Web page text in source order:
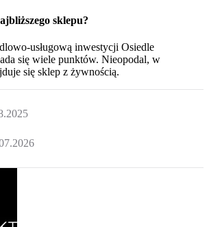
sklepu?
usługową inwestycji Osiedle
się wiele punktów. Nieopodal, w
się sklep z żywnością.